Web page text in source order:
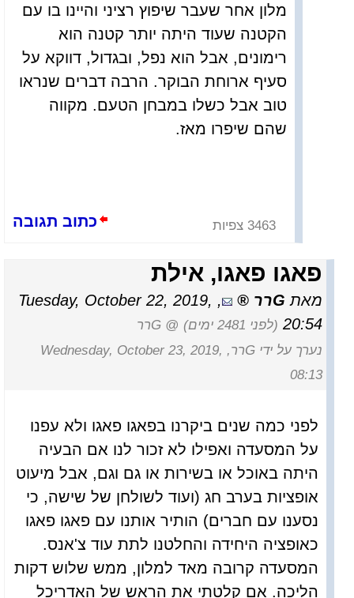
מלון אחר שעבר שיפוץ רציני והיינו בו עם
הקטנה שעוד היתה יותר קטנה הוא
רימונים, אבל הוא נפל, ובגדול, דווקא על
סעיף ארוחת הבוקר. הרבה דברים שנראו
טוב אבל כשלו במבחן הטעם. מקווה
שהם שיפרו מאז.
כתוב תגובה 3463 צפיות
פאגו פאגו, אילת
מאת Gרר ,
Tuesday, October 22, 2019,
20:54 (לפני 2481 ימים) @ Gרר
נערך על ידי Gרר, Wednesday, October 23, 2019,
08:13
לפני כמה שנים ביקרנו בפאגו פאגו ולא עפנו
על המסעדה ואפילו לא זכור לנו אם הבעיה
היתה באוכל או בשירות או גם וגם, אבל מיעוט
אופציות בערב חג (ועוד לשולחן של שישה, כי
נסענו עם חברים) הותיר אותנו עם פאגו פאגו
כאופציה היחידה והחלטנו לתת עוד צ'אנס.
המסעדה קרובה מאד למלון, ממש שלוש דקות
הליכה. אם קלטתי את הראש של האדריכל